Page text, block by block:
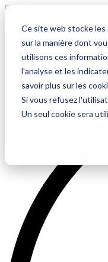
Ce site web stocke
sur la manière dont
utilisons ces
l'analyse et les
savoir plus sur les
Si vous refusez
Un seul cookie sera
FR
DE
FR
DE